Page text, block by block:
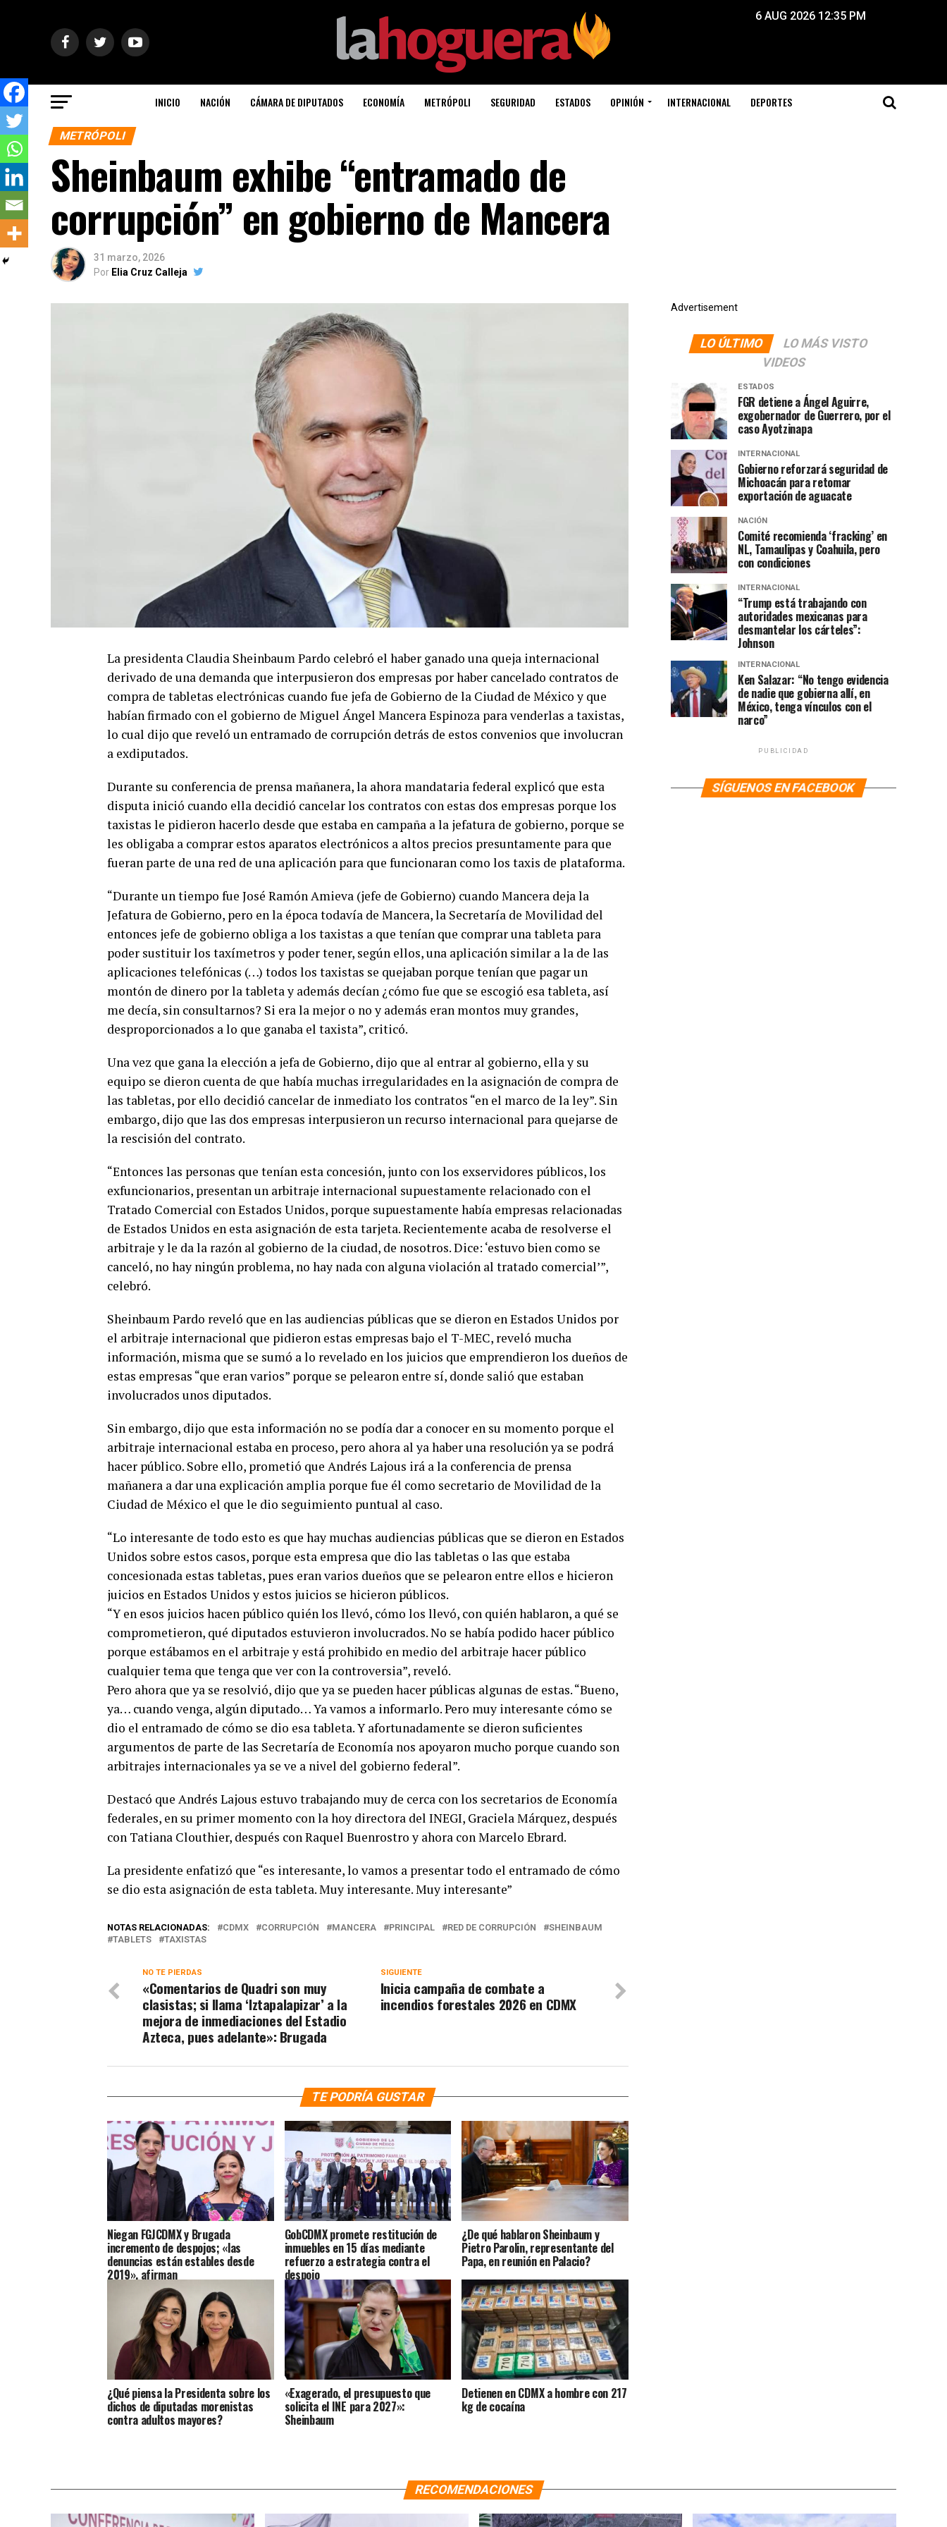
6 AUG 2026 12:35 PM
INICIO NACIÓN CÁMARA DE DIPUTADOS ECONOMÍA METRÓPOLI SEGURIDAD ESTADOS OPINIÓN INTERNACIONAL DEPORTES
METRÓPOLI
Sheinbaum exhibe “entramado de
corrupción” en gobierno de Mancera
31 marzo, 2026
Por Elia Cruz Calleja
La presidenta Claudia Sheinbaum Pardo celebró el haber ganado una queja internacional
derivado de una demanda que interpusieron dos empresas por haber cancelado contratos de
compra de tabletas electrónicas cuando fue jefa de Gobierno de la Ciudad de México y que
habían firmado con el gobierno de Miguel Ángel Mancera Espinoza para venderlas a taxistas,
lo cual dijo que reveló un entramado de corrupción detrás de estos convenios que involucran
a exdiputados.
Durante su conferencia de prensa mañanera, la ahora mandataria federal explicó que esta
disputa inició cuando ella decidió cancelar los contratos con estas dos empresas porque los
taxistas le pidieron hacerlo desde que estaba en campaña a la jefatura de gobierno, porque se
les obligaba a comprar estos aparatos electrónicos a altos precios presuntamente para que
fueran parte de una red de una aplicación para que funcionaran como los taxis de plataforma.
“Durante un tiempo fue José Ramón Amieva (jefe de Gobierno) cuando Mancera deja la
Jefatura de Gobierno, pero en la época todavía de Mancera, la Secretaría de Movilidad del
entonces jefe de gobierno obliga a los taxistas a que tenían que comprar una tableta para
poder sustituir los taxímetros y poder tener, según ellos, una aplicación similar a la de las
aplicaciones telefónicas (…) todos los taxistas se quejaban porque tenían que pagar un
montón de dinero por la tableta y además decían ¿cómo fue que se escogió esa tableta, así
me decía, sin consultarnos? Si era la mejor o no y además eran montos muy grandes,
desproporcionados a lo que ganaba el taxista”, criticó.
Una vez que gana la elección a jefa de Gobierno, dijo que al entrar al gobierno, ella y su
equipo se dieron cuenta de que había muchas irregularidades en la asignación de compra de
las tabletas, por ello decidió cancelar de inmediato los contratos “en el marco de la ley”. Sin
embargo, dijo que las dos empresas interpusieron un recurso internacional para quejarse de
la rescisión del contrato.
“Entonces las personas que tenían esta concesión, junto con los exservidores públicos, los
exfuncionarios, presentan un arbitraje internacional supuestamente relacionado con el
Tratado Comercial con Estados Unidos, porque supuestamente había empresas relacionadas
de Estados Unidos en esta asignación de esta tarjeta. Recientemente acaba de resolverse el
arbitraje y le da la razón al gobierno de la ciudad, de nosotros. Dice: ‘estuvo bien como se
canceló, no hay ningún problema, no hay nada con alguna violación al tratado comercial’”,
celebró.
Sheinbaum Pardo reveló que en las audiencias públicas que se dieron en Estados Unidos por
el arbitraje internacional que pidieron estas empresas bajo el T-MEC, reveló mucha
información, misma que se sumó a lo revelado en los juicios que emprendieron los dueños de
estas empresas “que eran varios” porque se pelearon entre sí, donde salió que estaban
involucrados unos diputados.
Sin embargo, dijo que esta información no se podía dar a conocer en su momento porque el
arbitraje internacional estaba en proceso, pero ahora al ya haber una resolución ya se podrá
hacer público. Sobre ello, prometió que Andrés Lajous irá a la conferencia de prensa
mañanera a dar una explicación amplia porque fue él como secretario de Movilidad de la
Ciudad de México el que le dio seguimiento puntual al caso.
“Lo interesante de todo esto es que hay muchas audiencias públicas que se dieron en Estados
Unidos sobre estos casos, porque esta empresa que dio las tabletas o las que estaba
concesionada estas tabletas, pues eran varios dueños que se pelearon entre ellos e hicieron
juicios en Estados Unidos y estos juicios se hicieron públicos.
“Y en esos juicios hacen público quién los llevó, cómo los llevó, con quién hablaron, a qué se
comprometieron, qué diputados estuvieron involucrados. No se había podido hacer público
porque estábamos en el arbitraje y está prohibido en medio del arbitraje hacer público
cualquier tema que tenga que ver con la controversia”, reveló.
Pero ahora que ya se resolvió, dijo que ya se pueden hacer públicas algunas de estas. “Bueno,
ya… cuando venga, algún diputado… Ya vamos a informarlo. Pero muy interesante cómo se
dio el entramado de cómo se dio esa tableta. Y afortunadamente se dieron suficientes
argumentos de parte de las Secretaría de Economía nos apoyaron mucho porque cuando son
arbitrajes internacionales ya se ve a nivel del gobierno federal”.
Destacó que Andrés Lajous estuvo trabajando muy de cerca con los secretarios de Economía
federales, en su primer momento con la hoy directora del INEGI, Graciela Márquez, después
con Tatiana Clouthier, después con Raquel Buenrostro y ahora con Marcelo Ebrard.
La presidente enfatizó que “es interesante, lo vamos a presentar todo el entramado de cómo
se dio esta asignación de esta tableta. Muy interesante. Muy interesante”
NOTAS RELACIONADAS: CDMX CORRUPCIÓN MANCERA PRINCIPAL RED DE CORRUPCIÓN
SHEINBAUM
TABLETS
TAXISTAS
SIGUIENTE
Inicia campaña de combate a
incendios forestales 2026 en CDMX
NO TE PIERDAS
«Comentarios de Quadri son muy
clasistas; si llama ‘Iztapalapizar’ a la
mejora de inmediaciones del Estadio
Azteca, pues adelante»: Brugada
TE PODRÍA GUSTAR
Niegan FGJCDMX y Brugada
incremento de despojos; «las
denuncias están estables desde
2019», afirman
GobCDMX promete restitución de
inmuebles en 15 días mediante
refuerzo a estrategia contra el
despojo
¿De qué hablaron Sheinbaum y
Pietro Parolin, representante del
Papa, en reunión en Palacio?
¿Qué piensa la Presidenta sobre los
dichos de diputadas morenistas
contra adultos mayores?
«Exagerado, el presupuesto que
solicita el INE para 2027»:
Sheinbaum
Detienen en CDMX a hombre con 217
kg de cocaína
Advertisement
LO ÚLTIMO
LO MÁS VISTO
VIDEOS
ESTADOS
FGR detiene a Ángel Aguirre,
exgobernador de Guerrero, por el
caso Ayotzinapa
INTERNACIONAL
Gobierno reforzará seguridad de
Michoacán para retomar
exportación de aguacate
NACIÓN
Comité recomienda ‘fracking’ en
NL, Tamaulipas y Coahuila, pero
con condiciones
INTERNACIONAL
“Trump está trabajando con
autoridades mexicanas para
desmantelar los cárteles”:
Johnson
INTERNACIONAL
Ken Salazar: “No tengo evidencia
de nadie que gobierna allí, en
México, tenga vínculos con el
narco”
PUBLICIDAD
SÍGUENOS EN FACEBOOK
RECOMENDACIONES